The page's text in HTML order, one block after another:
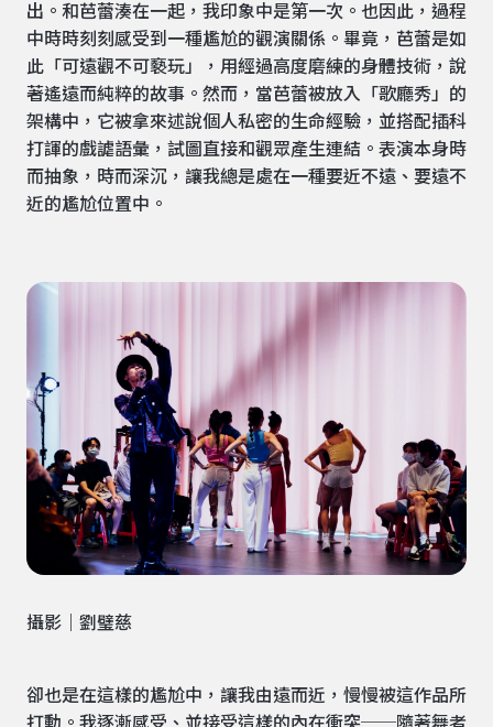
出。和芭蕾湊在一起，我印象中是第一次。也因此，過程
中時時刻刻感受到一種尷尬的觀演關係。畢竟，芭蕾是如
此「可遠觀不可褻玩」，用經過高度磨練的身體技術，說
著遙遠而純粹的故事。然而，當芭蕾被放入「歌廳秀」的
架構中，它被拿來述說個人私密的生命經驗，並搭配插科
打諢的戲謔語彙，試圖直接和觀眾產生連結。表演本身時
而抽象，時而深沉，讓我總是處在一種要近不遠、要遠不
近的尷尬位置中。
攝影｜劉璧慈
卻也是在這樣的尷尬中，讓我由遠而近，慢慢被這作品所